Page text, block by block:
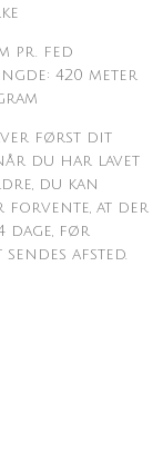
pr. fed
420 meter
først dit
du har lavet
du kan
forvente, at der
dage, før
afsted.